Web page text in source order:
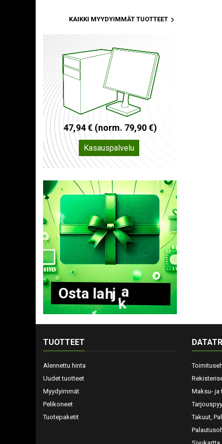
KAIKKI MYYDYIMMÄT TUOTTEET 
47,94€ (norm. 79,90€)
Kasauspalvelu
Osta lahjak
TUOTTEET
Alennettu hinta
Uudet tuotteet
Myydyimmät
Pelikoneet
Tuotepaketit
Maksu- ja
Takuut,